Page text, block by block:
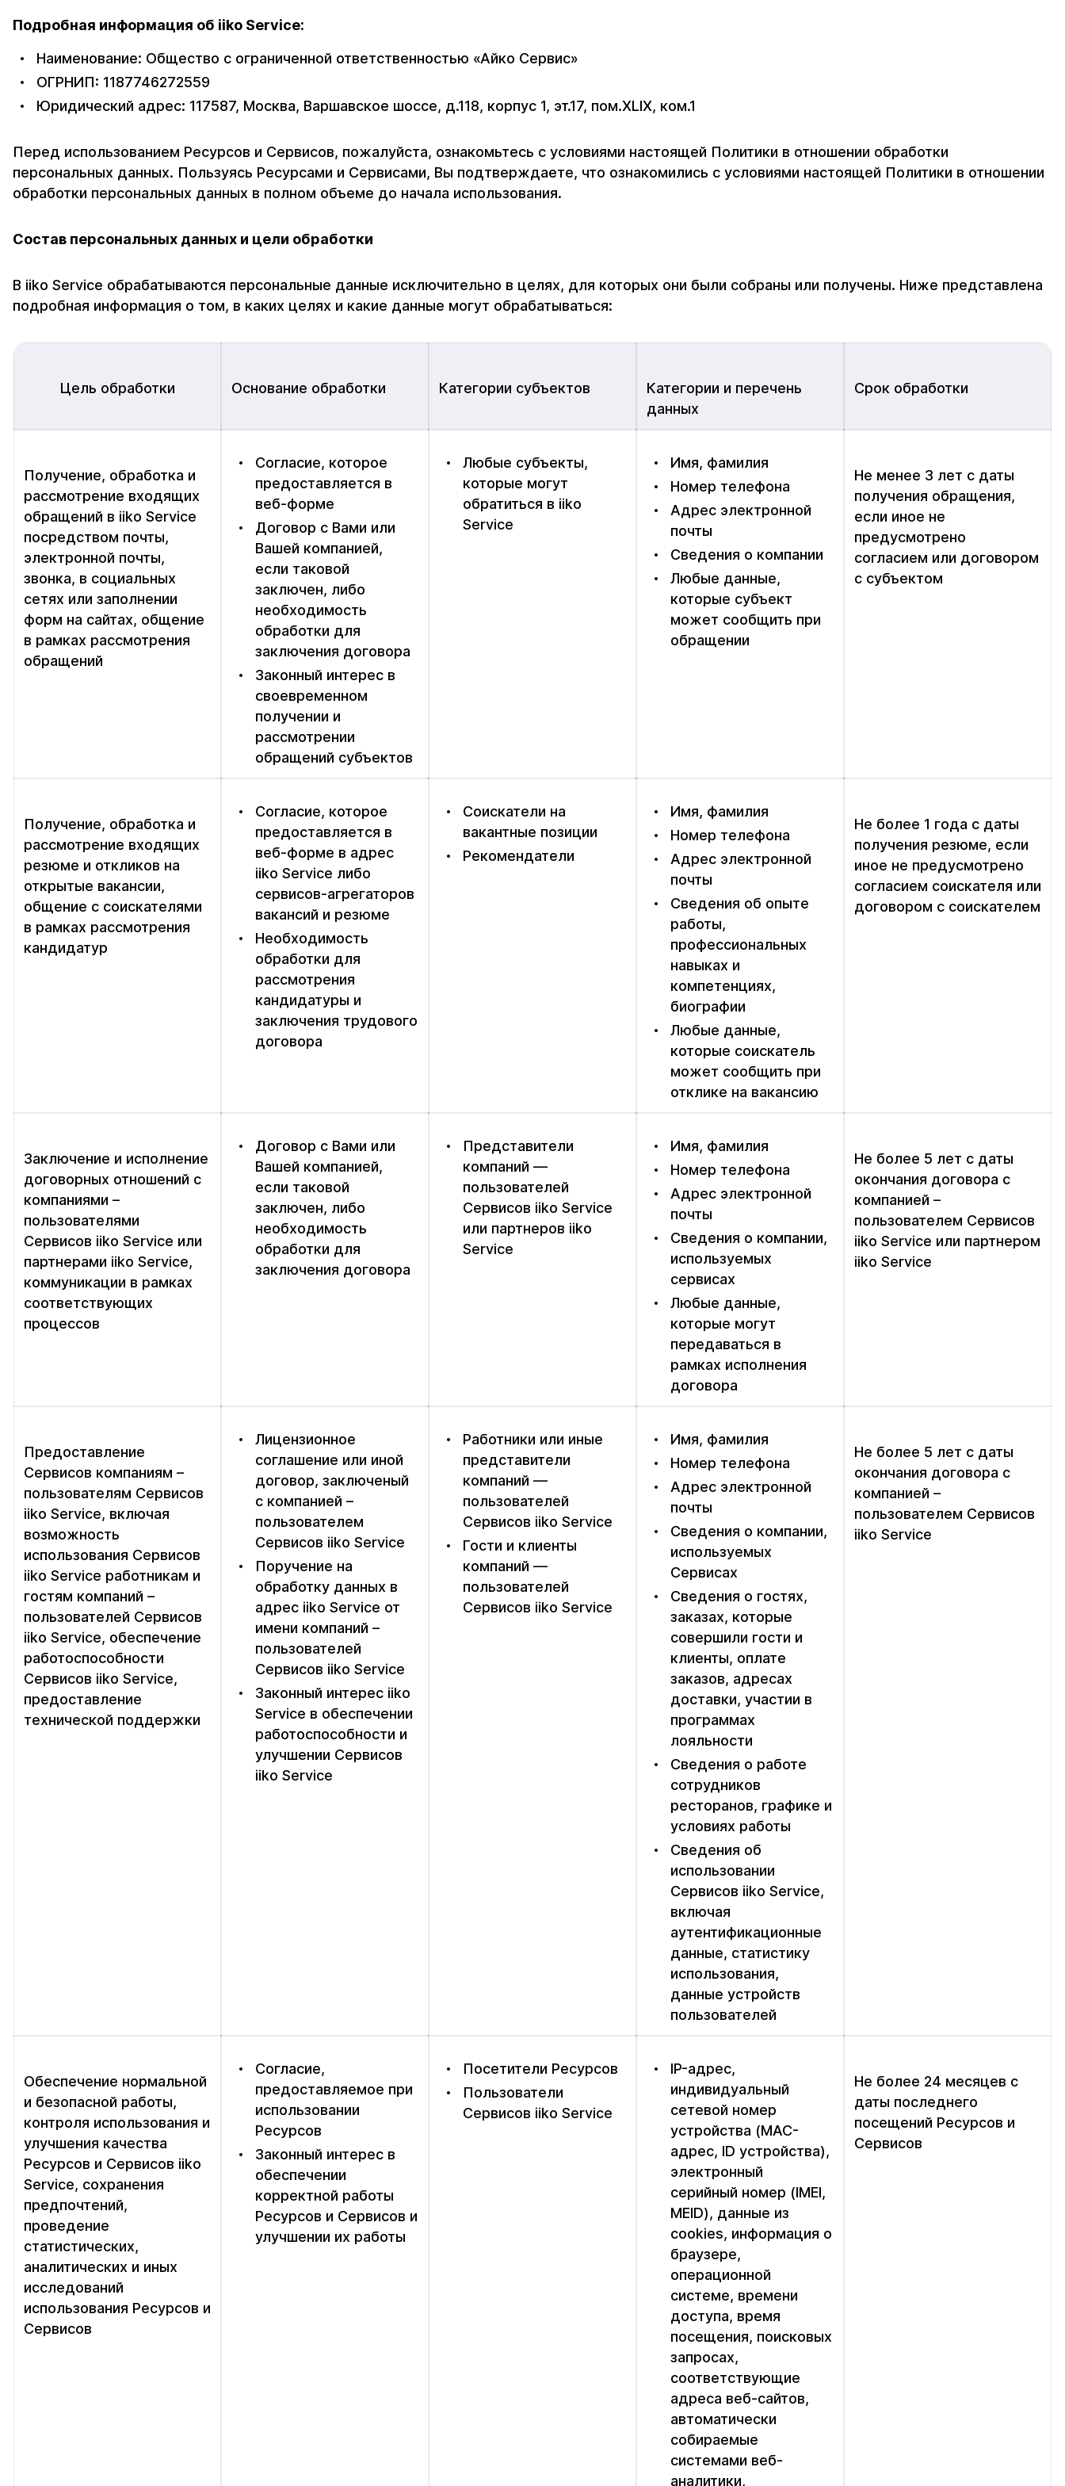
Подробная информация об iiko Service:
Наименование: Общество с ограниченной ответственностью «Айко Сервис»
ОГРНИП: 1187746272559
Юридический адрес: 117587, Москва, Варшавское шоссе, д.118, корпус 1, эт.17, пом.XLIX, ком.1
Перед использованием Ресурсов и Сервисов, пожалуйста, ознакомьтесь с условиями настоящей Политики в отношении обработки
персональных данных. Пользуясь Ресурсами и Сервисами, Вы подтверждаете, что ознакомились с условиями настоящей Политики в отношении
обработки персональных данных в полном объеме до начала использования.
Состав персональных данных и цели обработки
В iiko Service обрабатываются персональные данные исключительно в целях, для которых они были собраны или получены. Ниже представлена
подробная информация о том, в каких целях и какие данные могут обрабатываться:
Цель обработки Основание обработки Категории субъектов
Категории и перечень
данных
Срок обработки
Получение, обработка и
рассмотрение входящих
обращений в iiko Service
посредством почты,
электронной почты,
звонка, в социальных
сетях или заполнении
форм на сайтах, общение
в рамках рассмотрения
обращений
Согласие, которое
предоставляется в
веб-форме
Договор с Вами или
Вашей компанией,
если таковой
заключен, либо
необходимость
обработки для
заключения договора
Законный интерес в
своевременном
получении и
рассмотрении
обращений субъектов
Любые субъекты,
которые могут
обратиться в iiko
Service
Имя, фамилия
Номер телефона
Адрес электронной
почты
Сведения о компании
Любые данные,
которые субъект
может сообщить при
обращении
Не менее 3 лет с даты
получения обращения,
если иное не
предусмотрено
согласием или договором
с субъектом
Получение, обработка и
рассмотрение входящих
резюме и откликов на
открытые вакансии,
общение с соискателями
в рамках рассмотрения
кандидатур
Согласие, которое
предоставляется в
веб-форме в адрес
iiko Service либо
сервисов-агрегаторов
вакансий и резюме
Необходимость
обработки для
рассмотрения
кандидатуры и
заключения трудового
договора
Соискатели на
вакантные позиции
Рекомендатели
Имя, фамилия
Номер телефона
Адрес электронной
почты
Сведения об опыте
работы,
профессиональных
навыках и
компетенциях,
биографии
Любые данные,
которые соискатель
может сообщить при
отклике на вакансию
Не более 1 года с даты
получения резюме, если
иное не предусмотрено
согласием соискателя или
договором с соискателем
Заключение и исполнение
договорных отношений с
компаниями –
пользователями
Сервисов iiko Service или
партнерами iiko Service,
коммуникации в рамках
соответствующих
процессов
Договор с Вами или
Вашей компанией,
если таковой
заключен, либо
необходимость
обработки для
заключения договора
Представители
компаний —
пользователей
Сервисов iiko Service
или партнеров iiko
Service
Имя, фамилия
Номер телефона
Адрес электронной
почты
Сведения о компании,
используемых
сервисах
Любые данные,
которые могут
передаваться в
рамках исполнения
договора
Не более 5 лет с даты
окончания договора с
компанией –
пользователем Сервисов
iiko Service или партнером
iiko Service
Предоставление
Сервисов компаниям –
пользователям Сервисов
iiko Service, включая
возможность
использования Сервисов
iiko Service работникам и
гостям компаний –
пользователей Сервисов
iiko Service, обеспечение
работоспособности
Сервисов iiko Service,
предоставление
технической поддержки
Лицензионное
соглашение или иной
договор, заключеный
с компанией –
пользователем
Сервисов iiko Service
Поручение на
обработку данных в
адрес iiko Service от
имени компаний –
пользователей
Сервисов iiko Service
Законный интерес iiko
Service в обеспечении
работоспособности и
улучшении Сервисов
iiko Service
Работники или иные
представители
компаний —
пользователей
Сервисов iiko Service
Гости и клиенты
компаний —
пользователей
Сервисов iiko Service
Имя, фамилия
Номер телефона
Адрес электронной
почты
Сведения о компании,
используемых
Сервисах
Сведения о гостях,
заказах, которые
совершили гости и
клиенты, оплате
заказов, адресах
доставки, участии в
программах
лояльности
Сведения о работе
сотрудников
ресторанов, графике и
условиях работы
Сведения об
использовании
Сервисов iiko Service,
включая
аутентификационные
данные, статистику
использования,
данные устройств
пользователей
Не более 5 лет с даты
окончания договора с
компанией –
пользователем Сервисов
iiko Service
Обеспечение нормальной
и безопасной работы,
контроля использования и
улучшения качества
Ресурсов и Сервисов iiko
Service, сохранения
предпочтений,
проведение
статистических,
аналитических и иных
исследований
использования Ресурсов и
Сервисов
Согласие,
предоставляемое при
использовании
Ресурсов
Законный интерес в
обеспечении
корректной работы
Ресурсов и Сервисов и
улучшении их работы
Посетители Ресурсов
Пользователи
Сервисов iiko Service
IP-адрес,
индивидуальный
сетевой номер
устройства (MAC-
адрес, ID устройства),
электронный
серийный номер (IMEI,
MEID), данные из
cookies, информация о
браузере,
операционной
системе, времени
доступа, время
посещения, поисковых
запросах,
соответствующие
адреса веб-сайтов,
автоматически
собираемые
системами веб-
аналитики,
Не более 24 месяцев с
даты последнего
посещений Ресурсов и
Сервисов